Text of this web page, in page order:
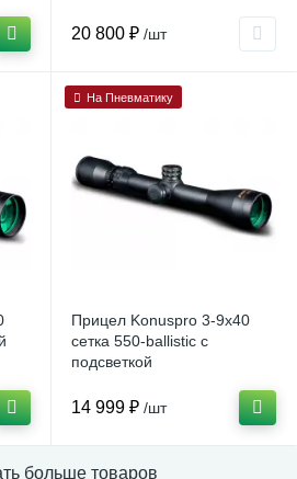
20 800 ₽ /шт
На Пневматику
Прицел Konuspro 3-9x40
сетка 550-ballistic с
подсветкой
14 999 ₽ /шт
больше товаров